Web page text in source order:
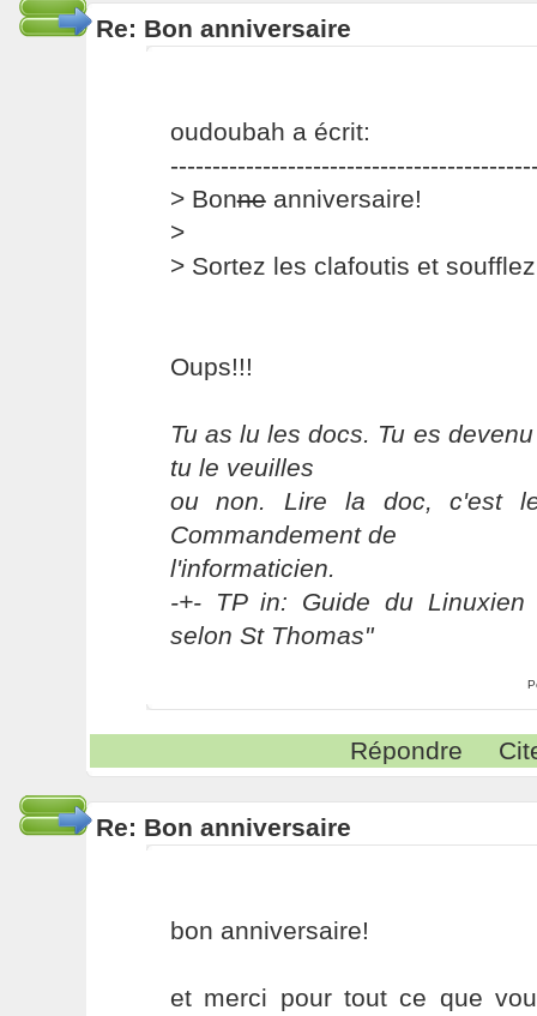
Re: Bon anniversaire
oudoubah a écrit:
> Bonneanniversaire!
>
> Sortez les clafoutis et
Oups!!!
Tu as lu les docs. Tu es
tu le veuilles
ou non. Lire la doc, c'est
Commandement de
l'informaticien.
-+- TP in: Guide du Linuxien
selon St Thomas"
Répondre
Re: Bon anniversaire
bon anniversaire!
et merci pour tout ce que